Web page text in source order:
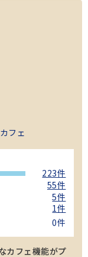
フェ
223件
55件
5件
1件
0件
カフェ機能がプ